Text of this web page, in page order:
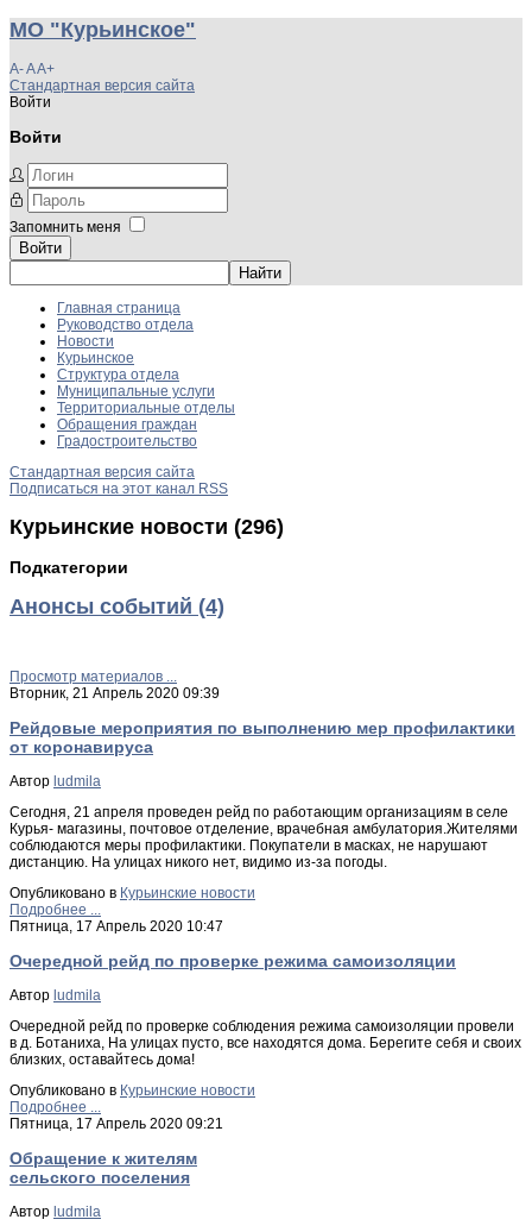
МО "Курьинское"
A-AA+
Стандартная версия сайта
Войти
Войти
Запомнить меня
Войти
Главная страница
Руководство отдела
Новости
Курьинское
Структура отдела
Муниципальные услуги
Территориальные отделы
Обращения граждан
Градостроительство
Стандартная версия сайта
Подписаться на этот канал RSS
Курьинские новости (296)
Подкатегории
Анонсы событий (4)
Просмотр материалов ...
Вторник, 21 Апрель 2020 09:39
Рейдовые мероприятия по выполнению мер профилактики
от коронавируса
Автор ludmila
Сегодня, 21 апреля проведен рейд по работающим организациям в селе
Курья- магазины, почтовое отделение, врачебная амбулатория.Жителями
соблюдаются меры профилактики. Покупатели в масках, не нарушают
дистанцию. На улицах никого нет, видимо из-за погоды.
Опубликовано в Курьинские новости
Подробнее ...
Пятница, 17 Апрель 2020 10:47
Очередной рейд по проверке режима самоизоляции
Автор ludmila
Очередной рейд по проверке соблюдения режима самоизоляции провели
в д. Ботаниха, На улицах пусто, все находятся дома. Берегите себя и своих
близких, оставайтесь дома!
Опубликовано в Курьинские новости
Подробнее ...
Пятница, 17 Апрель 2020 09:21
Обращение к жителям
сельского поселения
Автор ludmila